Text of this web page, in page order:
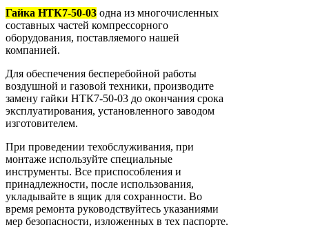
Гайка НТК7-50-03 одна из многочисленных
составных частей компрессорного
оборудования, поставляемого нашей
компанией.
Для обеспечения бесперебойной работы
воздушной и газовой техники, производите
замену гайки НТК7-50-03 до окончания срока
эксплуатирования, установленного заводом
изготовителем.
При проведении техобслуживания, при
монтаже используйте специальные
инструменты. Все приспособления и
принадлежности, после использования,
укладывайте в ящик для сохранности. Во
время ремонта руководствуйтесь указаниями
мер безопасности, изложенных в тех паспорте.